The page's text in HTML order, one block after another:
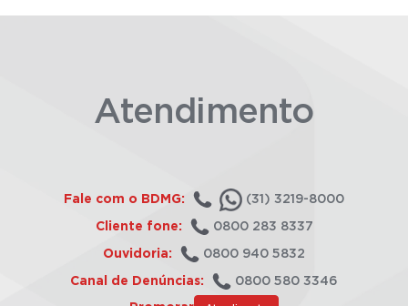
Atendimento
Fale com o BDMG: (31) 3219-8000
Cliente fone: 0800 283 8337
Ouvidoria: 0800 940 5832
Canal de Denúncias: 0800 580 3346